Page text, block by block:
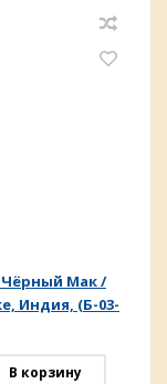
Чёрный Мак /
Индия, (Б-03-
В корзину